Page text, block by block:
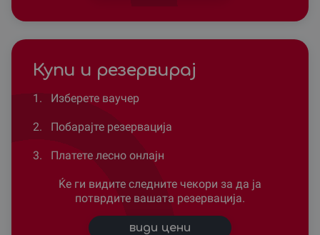
Купи и резервирај
1. Изберете ваучер
2. Побарајте резервација
3. Платете лесно онлајн
Ќе ги видите следните чекори за да ја
потврдите вашата резервација.
види цени